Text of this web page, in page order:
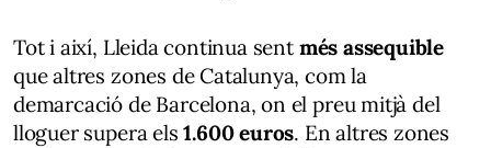
Tot i així, Lleida continua sent més assequible
que altres zones de Catalunya, com la
demarcació de Barcelona, on el preu mitjà del
lloguer supera els1.600 euros. En altres zones